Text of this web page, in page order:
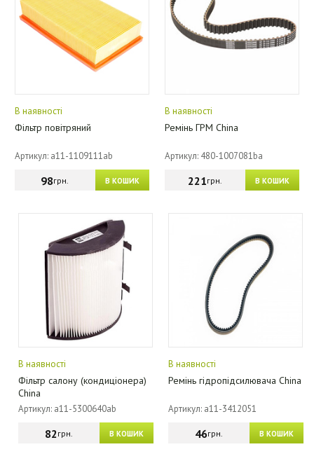
В наявності
Фільтр повітряний
Артикул: a11-1109111ab
В КОШИК
98грн.
В наявності
Ремінь ГРМ China
Артикул: 480-1007081ba
В КОШИК
221грн.
В наявності
Фільтр салону (кондиціонера)
China
Артикул: a11-5300640ab
В КОШИК
82грн.
В наявності
Ремінь гідропідсилювача China
Артикул: a11-3412051
В КОШИК
46грн.